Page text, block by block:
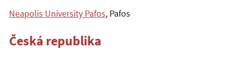
Neapolis University Pafos, Pafos
Česká republika